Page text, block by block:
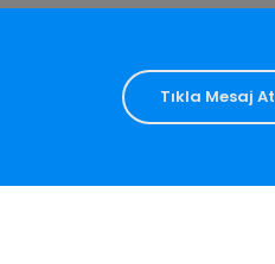
Tıkla Mesaj At